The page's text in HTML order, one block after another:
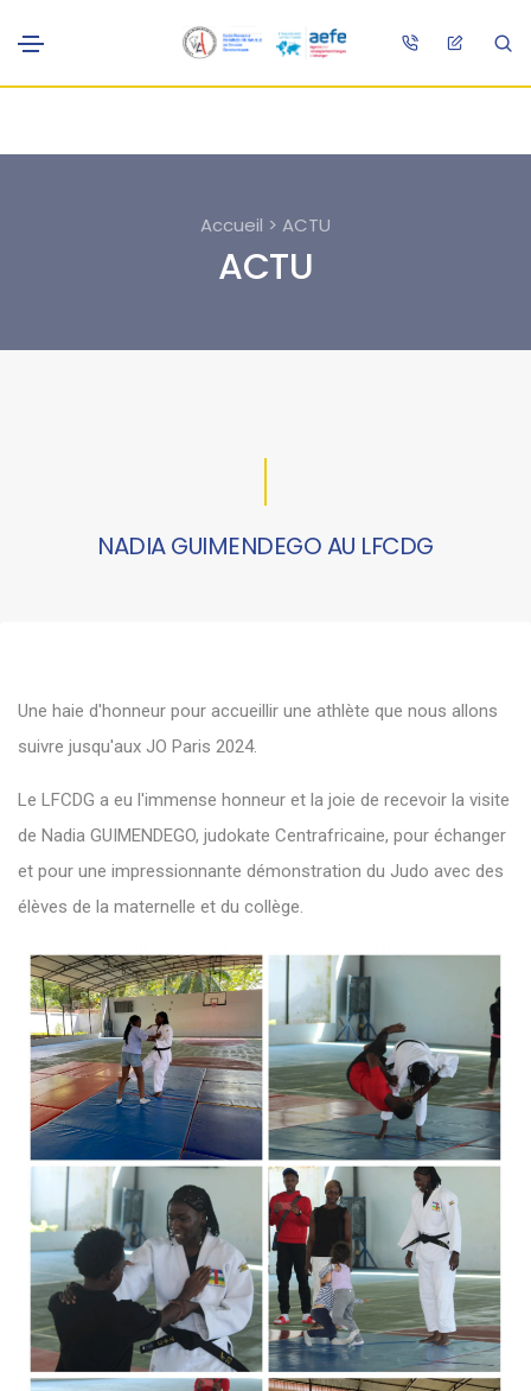
Accueil > ACTU
ACTU
NADIA GUIMENDEGO AU LFCDG
Une haie d'honneur pour accueillir une athlète que nous allons
suivre jusqu'aux JO Paris 2024.
Le LFCDG a eu l'immense honneur et la joie de recevoir la visite
de Nadia GUIMENDEGO, judokate Centrafricaine, pour échanger
et pour une impressionnante démonstration du Judo avec des
élèves de la maternelle et du collège.